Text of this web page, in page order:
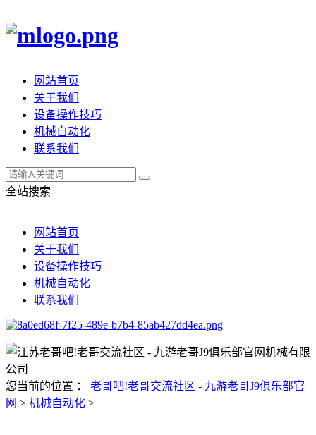
网站首页
关于我们
设备操作技巧
机械自动化
联系我们
全站搜索
网站首页
关于我们
设备操作技巧
机械自动化
联系我们
您当前的位置 ： 老哥吧!老哥交流社区 - 九游老哥J9俱乐部官
网 > 机械自动化 >